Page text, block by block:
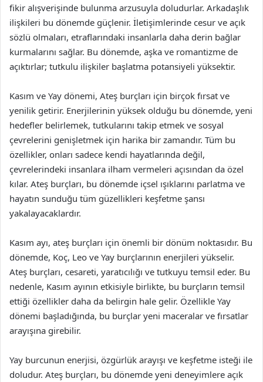
fikir alışverişinde bulunma arzusuyla doludurlar. Arkadaşlık
ilişkileri bu dönemde güçlenir. İletişimlerinde cesur ve açık
sözlü olmaları, etraflarındaki insanlarla daha derin bağlar
kurmalarını sağlar. Bu dönemde, aşka ve romantizme de
açıktırlar; tutkulu ilişkiler başlatma potansiyeli yüksektir.
Kasım ve Yay dönemi, Ateş burçları için birçok fırsat ve
yenilik getirir. Enerjilerinin yüksek olduğu bu dönemde, yeni
hedefler belirlemek, tutkularını takip etmek ve sosyal
çevrelerini genişletmek için harika bir zamandır. Tüm bu
özellikler, onları sadece kendi hayatlarında değil,
çevrelerindeki insanlara ilham vermeleri açısından da özel
kılar. Ateş burçları, bu dönemde içsel ışıklarını parlatma ve
hayatın sunduğu tüm güzellikleri keşfetme şansı
yakalayacaklardır.
Kasım ayı, ateş burçları için önemli bir dönüm noktasıdır. Bu
dönemde, Koç, Leo ve Yay burçlarının enerjileri yükselir.
Ateş burçları, cesareti, yaratıcılığı ve tutkuyu temsil eder. Bu
nedenle, Kasım ayının etkisiyle birlikte, bu burçların temsil
ettiği özellikler daha da belirgin hale gelir. Özellikle Yay
dönemi başladığında, bu burçlar yeni maceralar ve fırsatlar
arayışına girebilir.
Yay burcunun enerjisi, özgürlük arayışı ve keşfetme isteği ile
doludur. Ateş burçları, bu dönemde yeni deneyimlere açık